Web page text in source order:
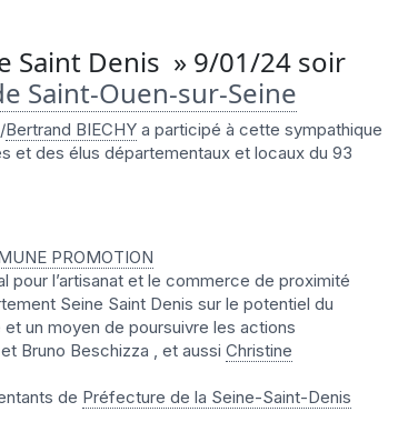
Saint Denis » 9/01/24 soir
Saint-Ouen-sur-Seine
/Bertrand BIECHY a participé à cette sympathique
et des élus départementaux et locaux du 93
PROMOTION
pour l’artisanat et le commerce de proximité
Seine Saint Denis sur le potentiel du
un moyen de poursuivre les actions
et Bruno Beschizza , et aussi Christine
de Préfecture de la Seine-Saint-Denis